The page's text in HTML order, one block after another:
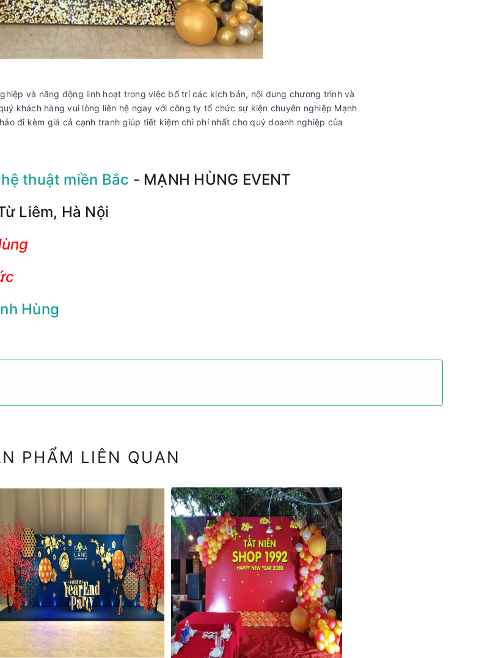
và năng động linh hoạt trong việc bố trí các kịch bản, nội dung chương trình và
khách hàng vui lòng liên hệ ngay với công ty tổ chức sự kiện chuyên nghiệp Mạnh
đi kèm giá cả cạnh tranh giúp tiết kiệm chi phí nhất cho quý doanh nghiệp của
thuật miền Bắc - MẠNH HÙNG EVENT
Liêm, Hà Nội
Hùng
PHẨM LIÊN QUAN